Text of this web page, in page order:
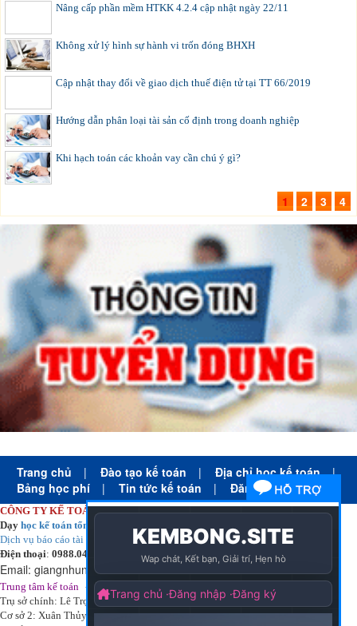
Nâng cấp phần mềm HTKK 4.2.4 cập nhật ngày 22/11
Không xử lý hình sự hành vi trốn đóng BHXH
Cập nhật thay đổi về giao dịch thuế điện tử tại TT 66/2019
Hướng dẫn phân loại tài sản cố định trong doanh nghiệp
Khi hạch toán các khoản vay cần chú ý gì?
1 2 3 4
Trang chủ | Đào tạo kế toán | Địa chỉ học kế toán
|
Bảng học phí
| Tin tức kế toán | Đăng ký học
CÔNG TY KẾ TOÁN HÀ NỘI
Dạy học kế toán tổng hợp
Dịch vụ báo cáo tài chính
chuyên nghiệp uy tín giá rẻ
Điện thoại: 0988.043.053
Email: giangnhungkthn@gmail.com
Trung tâm kế toán - Công ty kế toán hà nội ạy tại:
Trụ sở chính: Lê Trọng Tấn - Thanh Xuân - Hà Nội
Cơ sở 2: Xuân Thủy - Cầu Giấy - Hà Nội